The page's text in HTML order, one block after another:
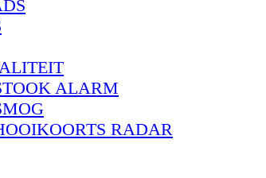
ALARM
RADAR